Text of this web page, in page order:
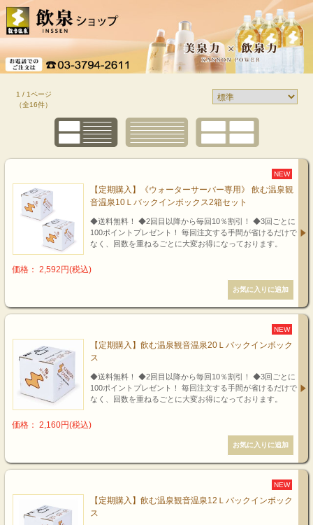
1 / 1ページ
（全16件）
NEW
【定期購入】《ウォーターサーバー専用》 飲む温泉観
音温泉10Ｌバックインボックス2箱セット
◆送料無料！ ◆2回目以降から毎回10％割引！ ◆3回ごとに
100ポイントプレゼント！ 毎回注文する手間が省けるだけで
なく、回数を重ねるごとに大変お得になっております。
価格： 2,592円(税込)
NEW
【定期購入】飲む温泉観音温泉20Ｌバックインボック
ス
◆送料無料！ ◆2回目以降から毎回10％割引！ ◆3回ごとに
100ポイントプレゼント！ 毎回注文する手間が省けるだけで
なく、回数を重ねるごとに大変お得になっております。
価格： 2,160円(税込)
NEW
【定期購入】飲む温泉観音温泉12Ｌバックインボック
ス